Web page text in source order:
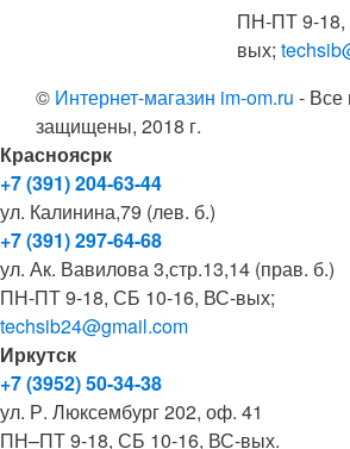
ПН-ПТ 9-
вых;
© Интернет-магазин im-om.ru - Все
защищены, 2018 г.
Красноясрк
+7 (391) 204-63-44
ул. Калинина,79 (лев. б.)
+7 (391) 297-64-68
ул. Ак. Вавилова 3,стр.13,14 (прав. б.)
ПН-ПТ 9-18, СБ 10-16, ВС-вых;
techsib24@gmail.com
Иркутск
+7 (3952) 50-34-38
ул. Р. Люксембург 202, оф. 41
ПН–ПТ 9-18, СБ 10-16, ВС-вых.